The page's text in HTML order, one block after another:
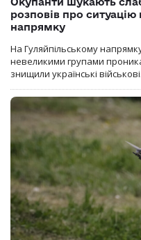
розповів про
напрямку
На Гуляйпільському
невеликими групами
знищили українські військові.